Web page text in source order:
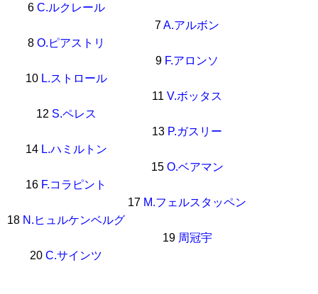
6 C.ルクレール
7A.アルボン
8 O.ピアストリ
9 F.アロンソ
10 L.ストロール
11 V.ボッタス
12 S.ペレス
13 P.ガスリー
14 L.ハミルトン
15 O.ベアマン
16 F.コラピント
17 M.フェルスタッペン
18 N.ヒュルケンベルグ
19 周冠宇
20 C.サインツ